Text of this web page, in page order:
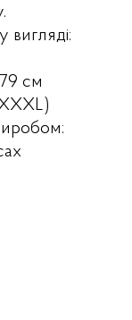
вигляді:
см